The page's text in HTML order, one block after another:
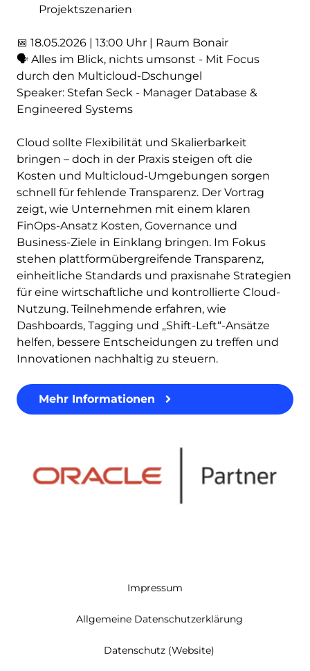
Projektszenarien
📅 18.05.2026 | 13:00 Uhr | Raum Bonair
🗣 Alles im Blick, nichts umsonst - Mit Focus
durch den Multicloud-Dschungel
Speaker: Stefan Seck - Manager Database &
Engineered Systems
Cloud sollte Flexibilität und Skalierbarkeit
bringen – doch in der Praxis steigen oft die
Kosten und Multicloud-Umgebungen sorgen
schnell für fehlende Transparenz. Der Vortrag
zeigt, wie Unternehmen mit einem klaren
FinOps-Ansatz Kosten, Governance und
Business-Ziele in Einklang bringen. Im Fokus
stehen plattformübergreifende Transparenz,
einheitliche Standards und praxisnahe Strategien
für eine wirtschaftliche und kontrollierte Cloud-
Nutzung. Teilnehmende erfahren, wie
Dashboards, Tagging und „Shift-Left“-Ansätze
helfen, bessere Entscheidungen zu treffen und
Innovationen nachhaltig zu steuern.
Mehr Informationen
Impressum
Allgemeine Datenschutzerklärung
Datenschutz (Website)